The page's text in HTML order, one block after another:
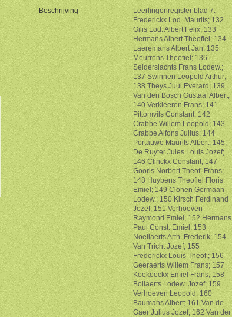
Beschrijving
Leerlingenregister blad 7:
Frederickx Lod. Maurits; 132
Gilis Lod. Albert Felix; 133
Hermans Albert Theofiel; 134
Laeremans Albert Jan; 135
Meurrens Theofiel; 136
Selderslachts Frans Lodew.;
137 Swinnen Leopold Arthur;
138 Theys Juul Everard; 139
Van den Bosch Gustaaf Albert;
140 Verkleeren Frans; 141
Pittomvils Constant; 142
Crabbe Willem Leopold; 143
Crabbe Alfons Julius; 144
Portauwe Maurits Albert; 145;
De Ruyter Jules Louis Jozef;
146 Clinckx Constant; 147
Gooris Norbert Theof. Frans;
148 Huybens Theofiel Floris
Emiel; 149 Clonen Germaan
Lodew.; 150 Kirsch Ferdinand
Jozef; 151 Verhoeven
Raymond Emiel; 152 Hermans
Paul Const. Emiel; 153
Noellaerts Arth. Frederik; 154
Van Tricht Jozef; 155
Frederickx Louis Theof.; 156
Geeraerts Willem Frans; 157
Koekoeckx Emiel Frans; 158
Bollaerts Lodew. Jozef; 159
Verhoeven Leopold; 160
Baumans Albert; 161 Van de
Gaer Julius Jozef; 162 Van der